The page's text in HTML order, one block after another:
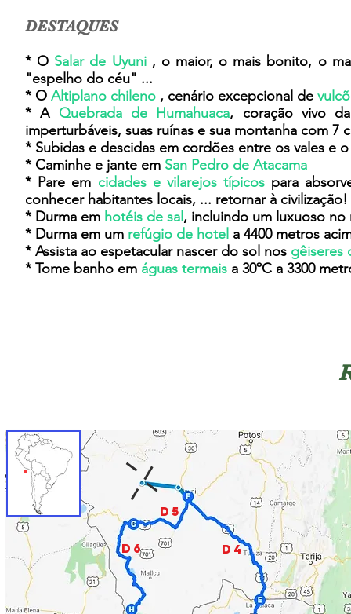
DESTAQUES
* O Salar de Uyuni , o maior, o mais bonito, o
"espelho do céu" ...
* O Altiplano chileno , cenário excepcional de
* A Quebrada de Humahuaca, coração vivo
imperturbáveis, suas ruínas e sua montanha com 7
* Subidas e descidas em cordões entre os vales e
* Caminhe e jante em San Pedro de Atacama
* Pare em cidades e vilarejos típicos para
conhecer habitantes locais, ... retornar à civilização!
* Durma em hotéis de sal , incluindo um luxuoso no
* Durma em um refúgio de hotel a 4400 metros
* Assista ao espetacular nascer do sol nos gêiseres
* Tome banho em águas termais a 30ºC a 3300
D5
D4
D6